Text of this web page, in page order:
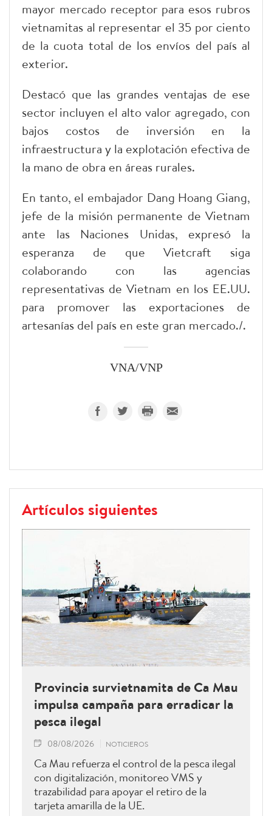
mayor mercado receptor para esos rubros
vietnamitas al representar el 35 por ciento
de la cuota total de los envíos del país al
exterior.
Destacó que las grandes ventajas de ese
sector incluyen el alto valor agregado, con
bajos costos de inversión en la
infraestructura y la explotación efectiva de
la mano de obra en áreas rurales.
En tanto, el embajador Dang Hoang Giang,
jefe de la misión permanente de Vietnam
ante las Naciones Unidas, expresó la
esperanza de que Vietcraft siga
colaborando con las agencias
representativas de Vietnam en los EE.UU.
para promover las exportaciones de
artesanías del país en este gran mercado./.
VNA/VNP
Artículos siguientes
Provincia survietnamita de Ca Mau
impulsa campaña para erradicar la
pesca ilegal
08/08/2026 NOTICIEROS
Ca Mau refuerza el control de la pesca ilegal
con digitalización, monitoreo VMS y
trazabilidad para apoyar el retiro de la
tarjeta amarilla de la UE.